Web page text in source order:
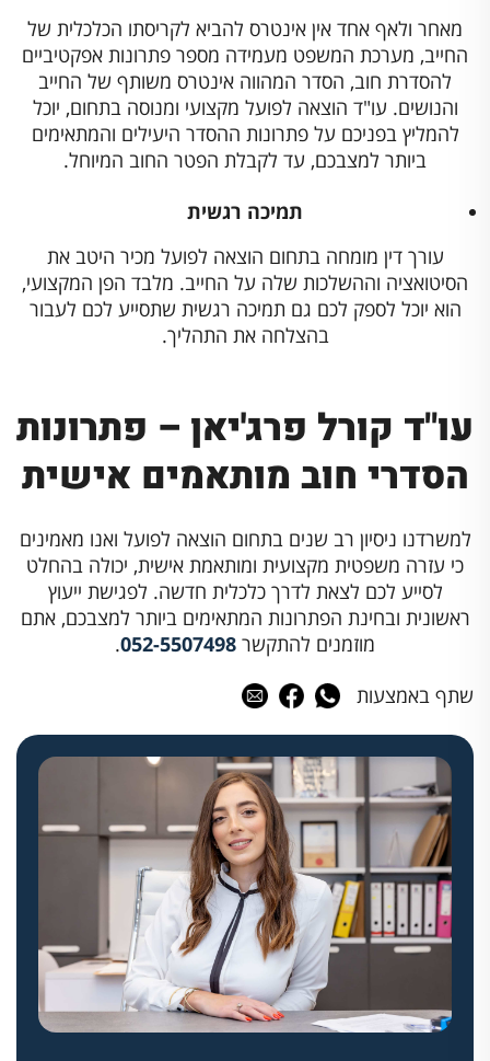
מאחר ולאף אחד אין אינטרס להביא לקריסתו הכלכלית של
החייב, מערכת המשפט מעמידה מספר פתרונות אפקטיביים
להסדרת חוב, הסדר המהווה אינטרס משותף של החייב
והנושים. עו"ד הוצאה לפועל מקצועי ומנוסה בתחום, יוכל
להמליץ בפניכם על פתרונות ההסדר היעילים והמתאימים
ביותר למצבכם, עד לקבלת הפטר החוב המיוחל.
תמיכה רגשית
עורך דין מומחה בתחום הוצאה לפועל מכיר היטב את
הסיטואציה וההשלכות שלה על החייב. מלבד הפן המקצועי,
הוא יוכל לספק לכם גם תמיכה רגשית שתסייע לכם לעבור
בהצלחה את התהליך.
עו"ד קורל פרג'יאן – פתרונות
הסדרי חוב מותאמים אישית
למשרדנו ניסיון רב שנים בתחום הוצאה לפועל ואנו מאמינים
כי עזרה משפטית מקצועית ומותאמת אישית, יכולה בהחלט
לסייע לכם לצאת לדרך כלכלית חדשה. לפגישת ייעוץ
ראשונית ובחינת הפתרונות המתאימים ביותר למצבכם, אתם
מוזמנים להתקשר 052-5507498
.
שתף באמצעות